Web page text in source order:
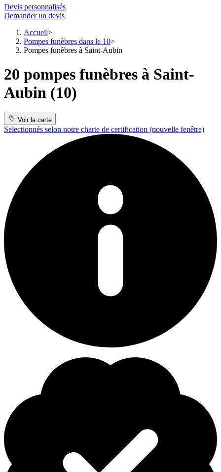
Devis personnalisés
Demander un devis
Accueil
Pompes funèbres dans le 10
Pompes funèbres à Saint-Aubin
20 pompes funèbres à Saint-
Aubin (10)
Voir la carte
Selectionnés selon notre charte de certification (nouvelle fenêtre)